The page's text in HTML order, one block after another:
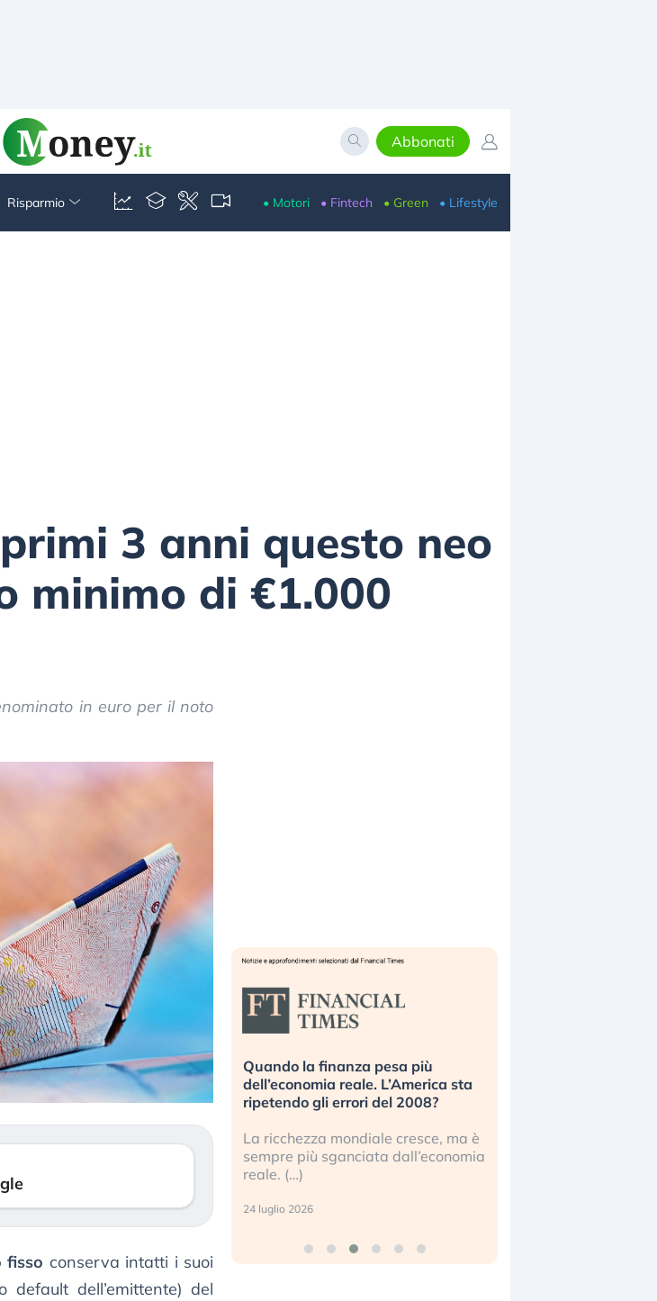
Abbonati
Risparmio • Motori • Fintech • Green • Lifestyle
3 anni questo neo
minimo di €1.000
in euro per il noto
fisso conserva intatti i suoi
dell’emittente) del
vita è rovinata». Investitori
al panico dopo lo scoppio
bolla AI
mentre gli investitori retail (…)
2026
Quando la finanza pesa più
dell’economia reale. L’America sta
ripetendo gli errori del 2008?
La ricchezza mondiale cresce, ma è
sempre più sganciata dall’economia
reale. (…)
24 luglio 2026